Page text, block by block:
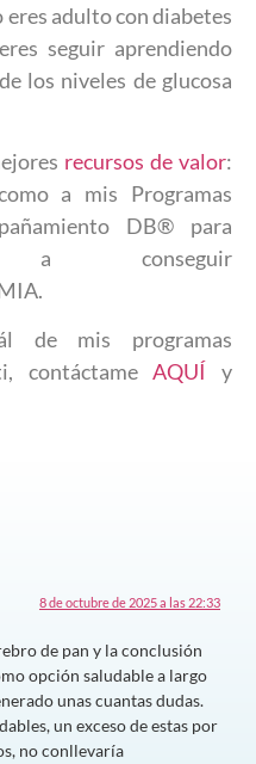
eres adulto con diabetes
seguir aprendiendo
los niveles de glucosa
recursos de valor:
a mis Programas
DB® para
conseguir
de mis programas
contáctameAQUÍ
y
8 de octubre de 2025 a las 22:33
de pan y la conclusión
opción saludable a largo
unas cuantas dudas.
un exceso de estas por
no conllevaría